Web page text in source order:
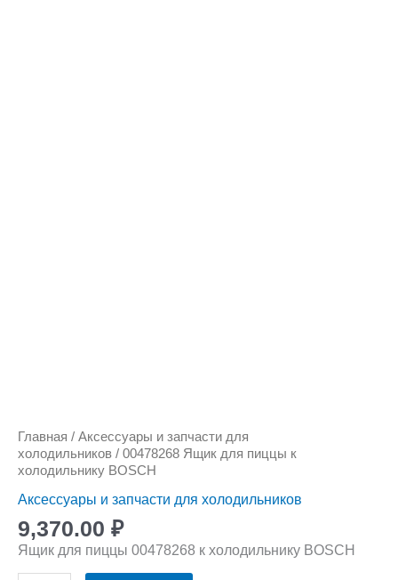
Главная / Аксессуары и запчасти для
холодильников / 00478268 Ящик для пиццы к
холодильнику BOSCH
Аксессуары и запчасти для холодильников
9,370.00 ₽
Ящик для пиццы 00478268 к холодильнику BOSCH